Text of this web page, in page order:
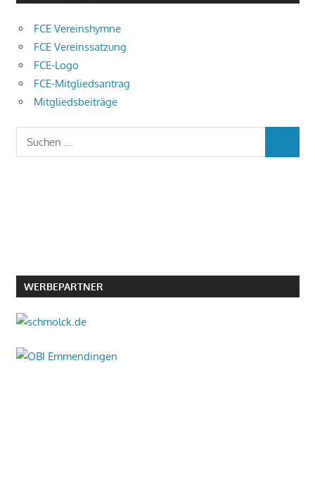
FCE Vereinshymne
FCE Vereinssatzung
FCE-Logo
FCE-Mitgliedsantrag
Mitgliedsbeiträge
Suchen
nach:
WERBEPARTNER